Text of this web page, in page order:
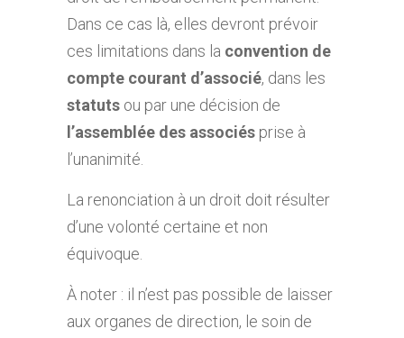
Dans ce cas là, elles devront prévoir
ces limitations dans la convention de
compte courant d’associé, dans les
statuts ou par une décision de
l’assemblée des associés prise à
l’unanimité.
La renonciation à un droit doit résulter
d’une volonté certaine et non
équivoque.
À noter : il n’est pas possible de laisser
aux organes de direction, le soin de